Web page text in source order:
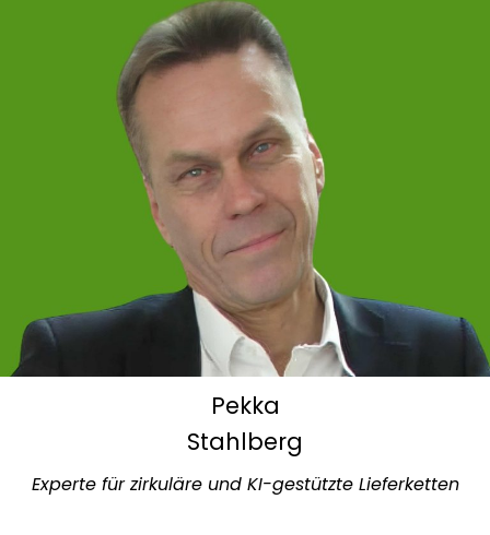
Pekka
Stahlberg
Experte für zirkuläre und KI-gestützte Lieferketten